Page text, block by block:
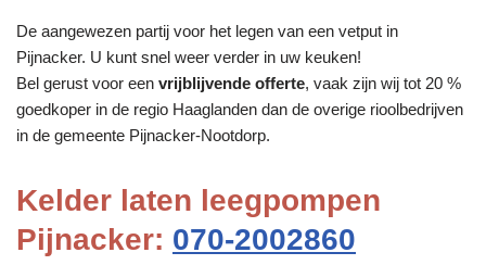
De aangewezen partij voor het legen van een vetput in
Pijnacker. U kunt snel weer verder in uw keuken!
Bel gerust voor een vrijblijvende offerte, vaak zijn wij tot 20 %
goedkoper in de regio Haaglanden dan de overige rioolbedrijven
in de gemeente Pijnacker-Nootdorp.
Kelder laten leegpompen
Pijnacker: 070-2002860